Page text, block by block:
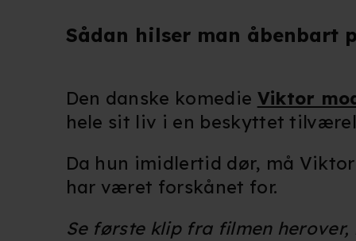
Sådan hilser man åbenbart
Den danske komedie Viktor
hele sit liv i en beskyttet
Da hun imidlertid dør, må
har været forskånet for.
Se første klip fra filmen